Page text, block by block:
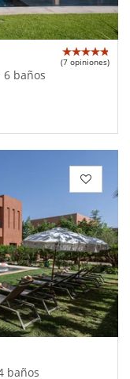
(7 opiniones)
6 baños
baños